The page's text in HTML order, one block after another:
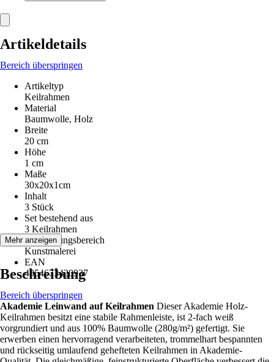
Artikeldetails
Bereich überspringen
Artikeltyp
Keilrahmen
Material
Baumwolle, Holz
Breite
20 cm
Höhe
1 cm
Maße
30x20x1cm
Inhalt
3 Stück
Set bestehend aus
3 Keilrahmen
Anwendungsbereich
Kunstmalerei
EAN
4054673420937
Mehr anzeigen
Beschreibung
Bereich überspringen
Akademie Leinwand auf Keilrahmen Dieser Akademie Holz-
Keilrahmen besitzt eine stabile Rahmenleiste, ist 2-fach weiß
vorgrundiert und aus 100% Baumwolle (280g/m²) gefertigt. Sie
erwerben einen hervorragend verarbeiteten, trommelhart bespannten
und rückseitig umlaufend gehefteten Keilrahmen in Akademie-